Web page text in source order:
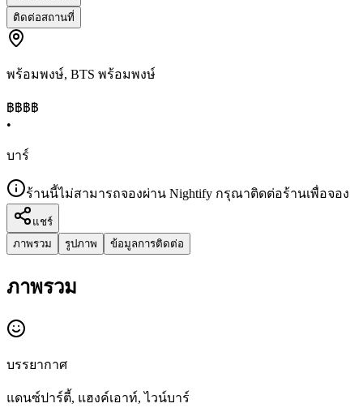
ติดต่อสถานที่
พร้อมพงษ์, BTS พร้อมพงษ์
฿฿฿฿
•
บาร์
ร้านนี้ไม่สามารถจองผ่าน Nightify กรุณาติดต่อร้านเพื่อจอง
แชร์
ภาพรวม
รูปภาพ ข้อมูลการติดต่อ
ภาพรวม
บรรยากาศ
แดนซ์ปาร์ตี้, แฮงค์เอาท์, ไวน์บาร์